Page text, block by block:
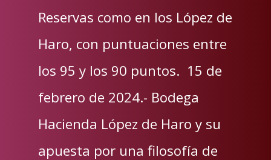
Reservas como en los López de
Haro, con puntuaciones entre
los 95 y los 90 puntos. 15 de
febrero de 2024.- Bodega
Hacienda López de Haro y su
apuesta por una filosofía de